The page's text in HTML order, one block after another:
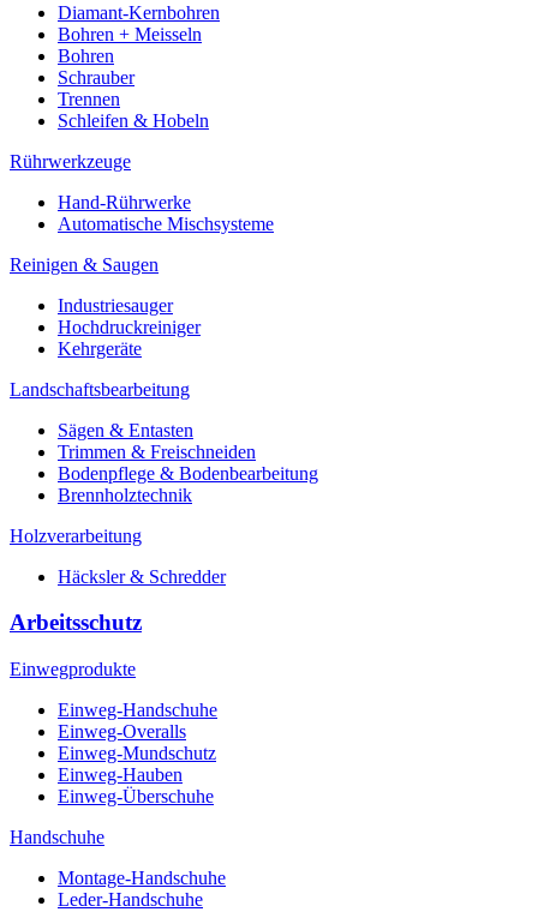
Diamant-Kernbohren
Bohren + Meisseln
Bohren
Schrauber
Trennen
Schleifen & Hobeln
Rührwerkzeuge
Hand-Rührwerke
Automatische Mischsysteme
Reinigen & Saugen
Industriesauger
Hochdruckreiniger
Kehrgeräte
Landschaftsbearbeitung
Sägen & Entasten
Trimmen & Freischneiden
Bodenpflege & Bodenbearbeitung
Brennholztechnik
Holzverarbeitung
Häcksler & Schredder
Arbeitsschutz
Einwegprodukte
Einweg-Handschuhe
Einweg-Overalls
Einweg-Mundschutz
Einweg-Hauben
Einweg-Überschuhe
Handschuhe
Montage-Handschuhe
Leder-Handschuhe